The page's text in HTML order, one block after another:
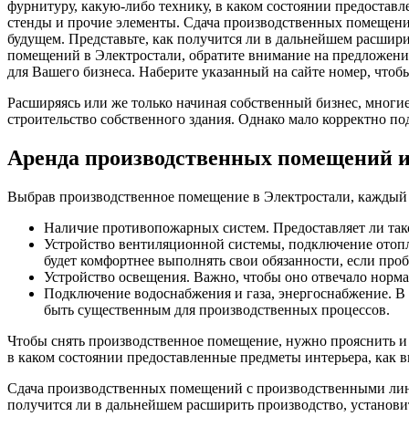
Расширяясь или же только начиная собственный бизнес,
строительство собственного здания. Однако мало корректно
Аренда производственных помещений
Выбрав производственное помещение в Электростали,
Наличие противопожарных систем. Предоставляет ли
Устройство вентиляционной системы, подключение
будет комфортнее выполнять свои обязанности, если
Устройство освещения. Важно, чтобы оно отвечало
Подключение водоснабжения и газа, энергоснабжение.
быть существенным для производственных процессов.
Чтобы снять производственное помещение, нужно прояснить
в каком состоянии предоставленные предметы интерьера,
Сдача производственных помещений с производственными
получится ли в дальнейшем расширить производство,